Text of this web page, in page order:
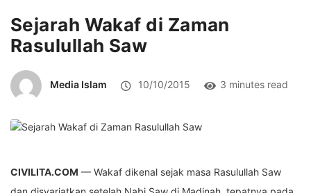
Sejarah Wakaf di Zaman
Rasulullah Saw
Media Islam 10/10/2015 3 minutes read
CIVILITA.COM — Wakaf dikenal sejak masa Rasulullah Saw